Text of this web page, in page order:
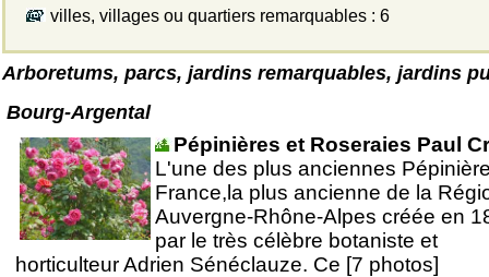
villes, villages ou quartiers remarquables : 6
Arboretums, parcs, jardins remarquables, jardins
Bourg-Argental
Pépinières et Roseraies Paul
L'une des plus anciennes
France,la plus ancienne de la
Auvergne-Rhône-Alpes créée en
par le très célèbre botaniste et
horticulteur Adrien Sénéclauze. Ce [7 photos]